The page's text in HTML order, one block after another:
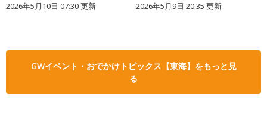
2026年5月10日 07:30 更新 2026年5月9日 20:35 更新
GWイベント・おでかけトピックス【東海】をもっと見
る